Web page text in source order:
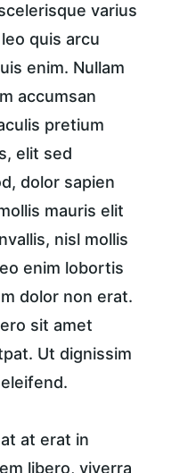
varius
quis arcu
enim. Nullam
accumsan
pretium
elit sed
dolor sapien
mauris elit
nisl mollis
enim lobortis
dolor non erat.
sit amet
Ut dignissim
at erat in
libero, viverra